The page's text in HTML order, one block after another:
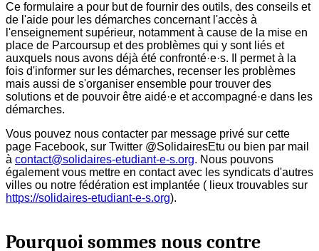
Ce formulaire a pour but de fournir des outils, des conseils et
de l'aide pour les démarches concernant l'accès à
l'enseignement supérieur, notamment à cause de la mise en
place de Parcoursup et des problèmes qui y sont liés et
auxquels nous avons déjà été confronté·e·s. Il permet à la
fois d'informer sur les démarches, recenser les problèmes
mais aussi de s'organiser ensemble pour trouver des
solutions et de pouvoir être aidé·e et accompagné·e dans les
démarches.
Vous pouvez nous contacter par message privé sur cette
page Facebook, sur Twitter @SolidairesEtu ou bien par mail
à contact@solidaires-etudiant-e-s.org. Nous pouvons
également vous mettre en contact avec les syndicats d'autres
villes ou notre fédération est implantée ( lieux trouvables sur
https://solidaires-etudiant-e-s.org).
Pourquoi sommes nous contre